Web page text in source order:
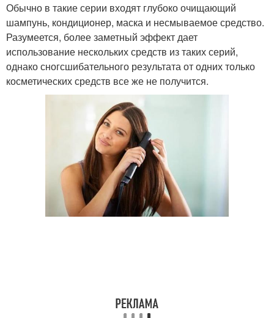
Обычно в такие серии входят глубоко очищающий
шампунь, кондиционер, маска и несмываемое средство.
Разумеется, более заметный эффект дает
использование нескольких средств из таких серий,
однако сногсшибательного результата от одних только
косметических средств все же не получится.